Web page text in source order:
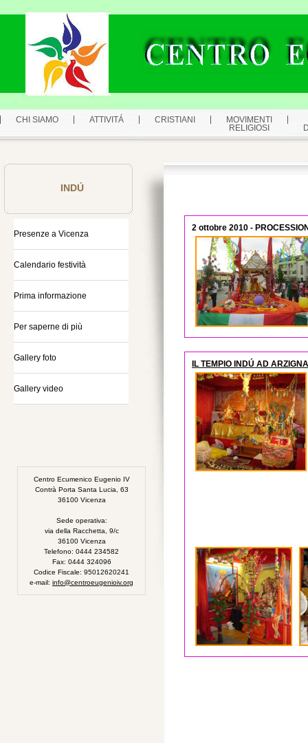
CHI SIAMO ATTIVITÁ CRISTIANI
MOVIMENTI
RELIGIOSI
INDÚ
Presenze a Vicenza
Calendario festività
Prima informazione
Per saperne di più
Gallery foto
Gallery video
Centro Ecumenico Eugenio IV
Contrà Porta Santa Lucia, 63
36100 Vicenza
Sede operativa:
via della Racchetta, 9/c
36100 Vicenza
Telefono: 0444 234582
Fax: 0444 324096
Codice Fiscale: 95012620241
e-mail: info@centroeugenioiv.org
2 ottobre 2010 -
IL TEMPIO INDÚ AD